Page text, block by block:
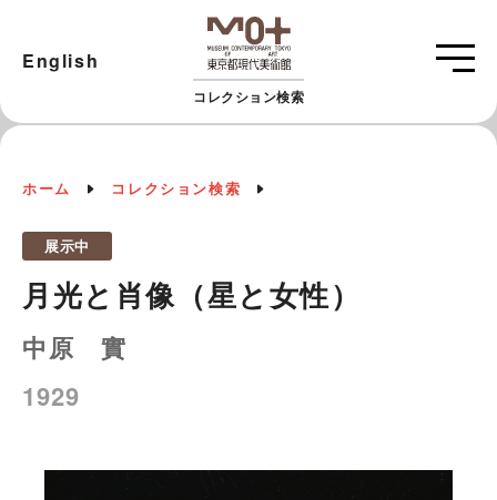
コレクション検索
English
ホーム コレクション検索
展示中
月光と肖像（星と女性）
中原 實
1929